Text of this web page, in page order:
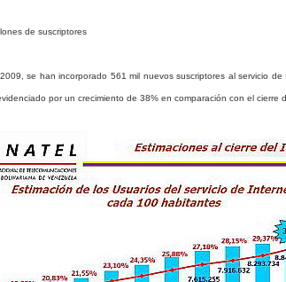
de suscriptores
se han incorporado 561 mil nuevos suscriptores al servicio
por un crecimiento de 38% en comparación con el cierre